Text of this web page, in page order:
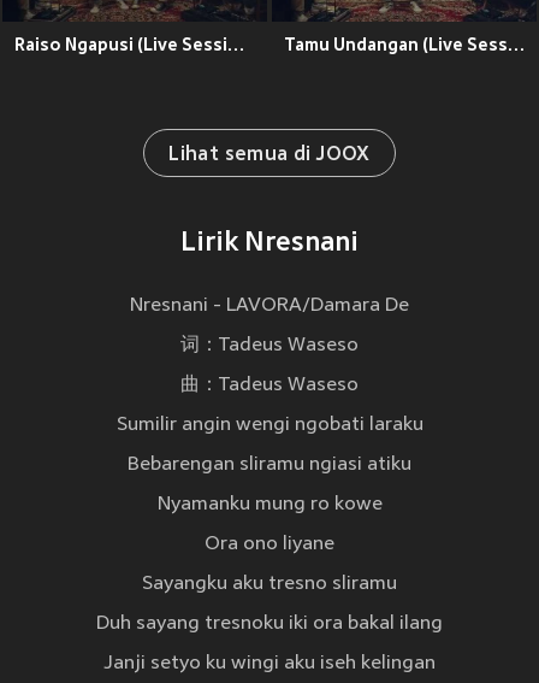
Raiso Ngapusi (Live Session) Tamu Undangan (Live Session)
Lihat semua di JOOX
Lirik Nresnani
Nresnani - LAVORA/Damara De
词：Tadeus Waseso
曲：Tadeus Waseso
Sumilir angin wengi ngobati laraku
Bebarengan sliramu ngiasi atiku
Nyamanku mung ro kowe
Ora ono liyane
Sayangku aku tresno sliramu
Duh sayang tresnoku iki ora bakal ilang
Janji setyo ku wingi aku iseh kelingan